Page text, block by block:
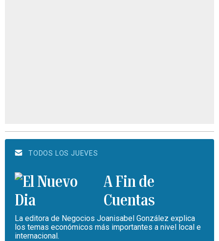
TODOS LOS JUEVES
A Fin de
Cuentas
La editora de Negocios Joanisabel González explica
los temas económicos más importantes a nivel local e
internacional.